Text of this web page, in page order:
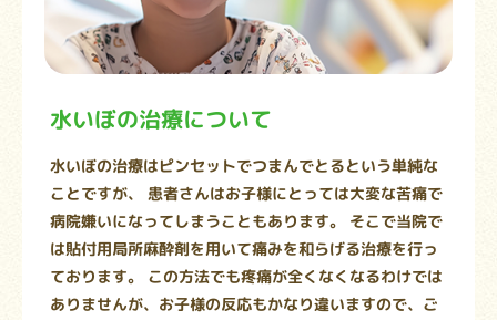
水いぼの治療について
水いぼの治療はピンセットでつまんでとるという単純な
ことですが、 患者さんはお子様にとっては大変な苦痛で
病院嫌いになってしまうこともあります。 そこで当院で
は貼付用局所麻酔剤を用いて痛みを和らげる治療を行っ
ております。 この方法でも疼痛が全くなくなるわけでは
ありませんが、お子様の反応もかなり違いますので、ご